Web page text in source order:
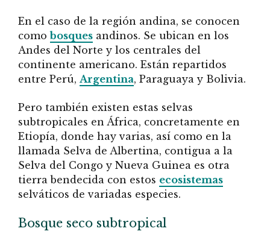
En el caso de la región andina, se conocen
comobosques andinos. Se ubican en los
Andes del Norte y los centrales del
continente americano. Están repartidos
entre Perú, Argentina, Paraguaya y Bolivia.
Pero también existen estas selvas
subtropicales en África, concretamente en
Etiopía, donde hay varias, así como en la
llamada Selva de Albertina, contigua a la
Selva del Congo y Nueva Guinea es otra
tierra bendecida con estos ecosistemas
selváticos de variadas especies.
Bosque seco subtropical